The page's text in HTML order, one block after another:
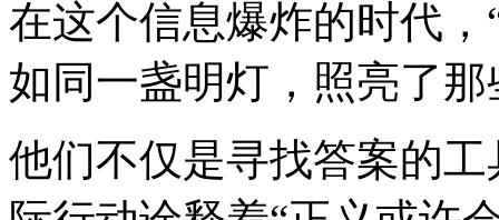
在这个信息爆炸的时代
如同一盏明灯，照亮了
他们不仅是寻找答案的